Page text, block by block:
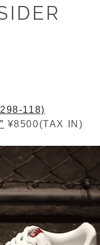
118)
¥8500(TAX IN)